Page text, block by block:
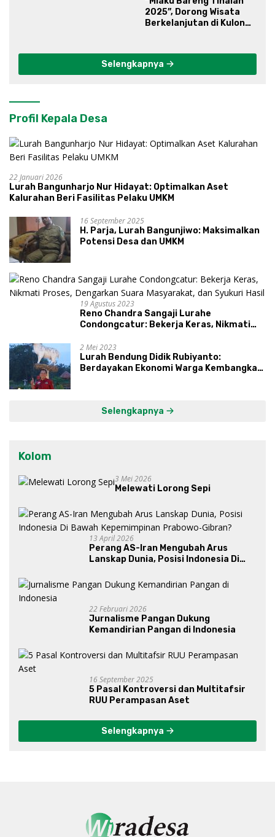
2025”, Dorong Wisata
Berkelanjutan di Kulon
Selengkapnya
Profil Kepala Desa
22 Januari 2026
Lurah Bangunharjo Nur Hidayat: Optimalkan Aset
Kalurahan Beri Fasilitas Pelaku UMKM
16 September 2025
H. Parja, Lurah Bangunjiwo: Maksimalkan
Potensi Desa dan UMKM
19 Agustus 2023
Reno Chandra Sangaji Lurahe
Condongcatur: Bekerja Keras, Nikmati
dan Syukuri Hasil
2 Mei 2023
Lurah Bendung Didik Rubiyanto:
Berdayakan Ekonomi Warga Kembangkan
Selengkapnya
Kolom
3 Mei 2026
Melewati Lorong Sepi
13 April 2026
Perang AS-Iran Mengubah Arus
Lanskap Dunia, Posisi Indonesia Di
Gibran?
22 Februari 2026
Jurnalisme Pangan Dukung
Kemandirian Pangan di Indonesia
16 September 2025
5 Pasal Kontroversi dan Multitafsir
RUU Perampasan Aset
Selengkapnya